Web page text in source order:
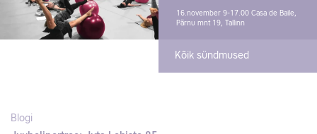
16.november 9-17.00 Casa de Baile,
Pärnu mnt 19, Tallinn
Kõik sündmused
Blogi